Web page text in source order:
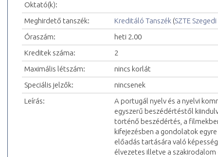
Oktató(k):
Meghirdető tanszék:
Kreditáló Tanszék (SZTE
Óraszám:
heti 2.00
Kreditek száma:
2
Maximális létszám:
nincs korlát
Speciális jelzők:
nincsenek
Leírás:
A portugál nyelv és a nyelvi
egyszerű beszédértéstől
történő beszédértés, a
kifejezésben a gondolatok
előadás tartására való
élvezetes illetve a